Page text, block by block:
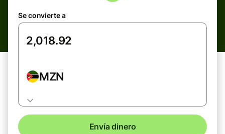
Se convierte a
MZN
Envía dinero